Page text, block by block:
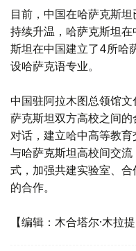
目前，中国在哈萨克斯
持续升温，哈萨克斯坦
斯坦在中国建立了4所哈
设哈萨克语专业。
中国驻阿拉木图总领馆
萨克斯坦双方高校之间
对话，建立哈中高等教
与哈萨克斯坦高校间交
式，加强共建实验室、
的合作。
【编辑：木合塔尔·木拉提